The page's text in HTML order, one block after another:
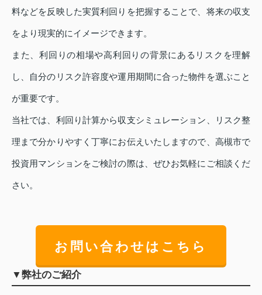
料などを反映した実質利回りを把握することで、将来の収支
をより現実的にイメージできます。
また、利回りの相場や高利回りの背景にあるリスクを理解
し、自分のリスク許容度や運用期間に合った物件を選ぶこと
が重要です。
当社では、利回り計算から収支シミュレーション、リスク整
理まで分かりやすく丁寧にお伝えいたしますので、高槻市で
投資用マンションをご検討の際は、ぜひお気軽にご相談くだ
さい。
お問い合わせはこちら
▼弊社のご紹介